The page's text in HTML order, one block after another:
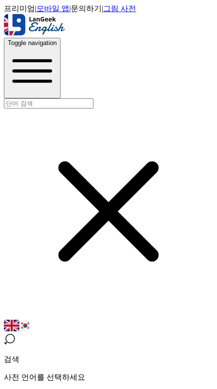
프리미엄| 모바일 앱|문의하기 |그림 사전
Toggle navigation
검색
사전 언어를 선택하세요